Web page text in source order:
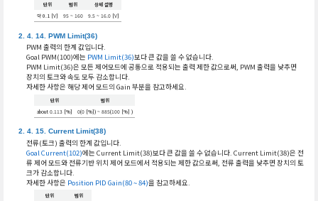
단위 범위
상세 설명
약 0.1 [V]
95 ~ 160 9.5 ~ 16.0 [V]
PWM Limit(36)
PWM 출력의 한계 값입니다.
Goal PWM(100)에는 PWM Limit(36)보다 큰 값을 쓸 수 없습니다.
PWM Limit(36)은 모든 제어모드에 공통으로 적용되는 출력 제한 값으로써, PWM 출력을 낮추면
장치의 토크와 속도 모두 감소합니다.
자세한 사항은 해당 제어 모드의 Gain 부분을 참고하세요.
단위
범위
about 0.113 [%]
0(0 [%]) ~ 885(100 [%] )
Current Limit(38)
전류(토크) 출력의 한계 값입니다.
Goal Current(102)에는 Current Limit(38)보다 큰 값을 쓸 수 없습니다. Current Limit(38)은 전
류 제어 모드와 전류기반 위치 제어 모드에서 적용되는 제한 값으로써, 전류 출력을 낮추면 장치의 토
크가 감소합니다.
자세한 사항은 Position PID Gain(80 ~ 84)을 참고하세요.
단위
범위